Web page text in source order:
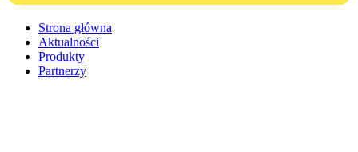
Strona główna
Aktualności
Produkty
Partnerzy